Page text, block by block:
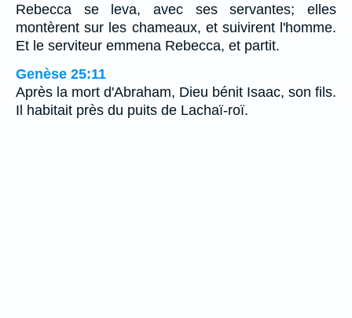
Rebecca se leva, avec ses servantes; elles
montèrent sur les chameaux, et suivirent l'homme.
Et le serviteur emmena Rebecca, et partit.
Genèse 25:11
Après la mort d'Abraham, Dieu bénit Isaac, son fils.
Il habitait près du puits de Lachaï-roï.